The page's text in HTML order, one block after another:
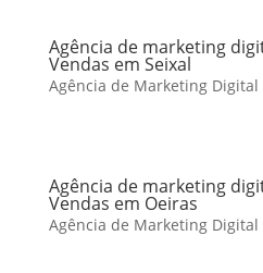
Agência de marketing
Vendas em Seixal
Agência de Marketing Digital
Agência de marketing
Vendas em Oeiras
Agência de Marketing Digital